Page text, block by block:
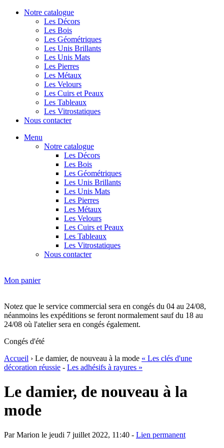
Notre catalogue
Les Décors
Les Bois
Les Géométriques
Les Unis Brillants
Les Unis Mats
Les Pierres
Les Métaux
Les Velours
Les Cuirs et Peaux
Les Tableaux
Les Vitrostatiques
Nous contacter
Menu
Notre catalogue
Les Décors
Les Bois
Les Géométriques
Les Unis Brillants
Les Unis Mats
Les Pierres
Les Métaux
Les Velours
Les Cuirs et Peaux
Les Tableaux
Les Vitrostatiques
Nous contacter
Mon panier
Notez que le service commercial sera en congés du 04 au 24/08,
néanmoins les expéditions se feront normalement sauf du 18 au
24/08 où l'atelier sera en congés également.
Congés d'été
Accueil › Le damier, de nouveau à la mode « Les clés d'une
décoration réussie - Les adhésifs à rayures »
Le damier, de nouveau à la
mode
Par Marion le jeudi 7 juillet 2022, 11:40 - Lien permanent